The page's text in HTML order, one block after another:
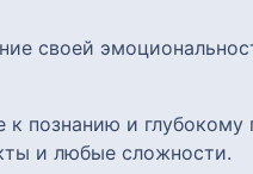
своей
познанию и
и любые сложности.